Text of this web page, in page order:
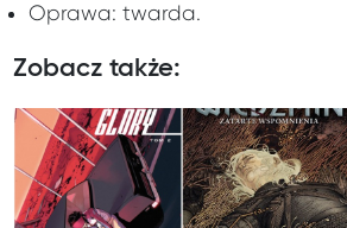
Oprawa: twarda.
Zobacz także: